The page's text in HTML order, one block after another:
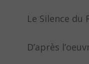
Le Silence du
D’après